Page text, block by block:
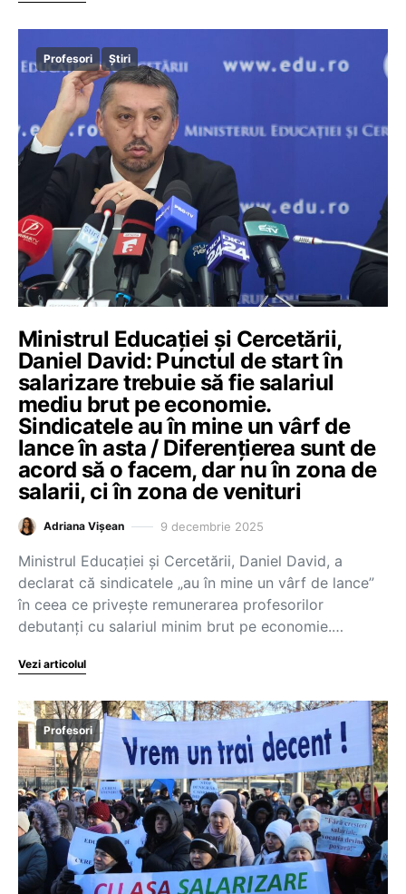
Profesori Știri
Ministrul Educației și Cercetării,
Daniel David: Punctul de start în
salarizare trebuie să fie salariul
mediu brut pe economie.
Sindicatele au în mine un vârf de
lance în asta / Diferențierea sunt de
acord să o facem, dar nu în zona de
salarii, ci în zona de venituri
Adriana Vișean 9 decembrie 2025
Ministrul Educației și Cercetării, Daniel David, a
declarat că sindicatele „au în mine un vârf de lance”
în ceea ce privește remunerarea profesorilor
debutanți cu salariul minim brut pe economie.…
Vezi articolul
Profesori